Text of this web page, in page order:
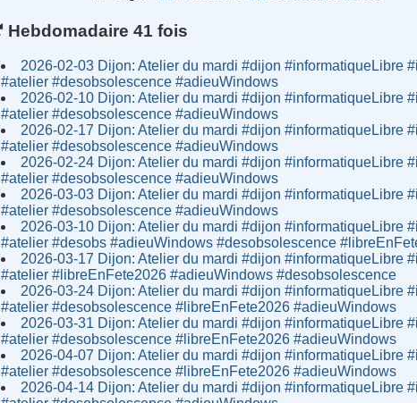
Hebdomadaire 41 fois
2026-02-03 Dijon: Atelier du mardi #dijon #informatiqueLibre
#atelier #desobsolescence #adieuWindows
2026-02-10 Dijon: Atelier du mardi #dijon #informatiqueLibre
#atelier #desobsolescence #adieuWindows
2026-02-17 Dijon: Atelier du mardi #dijon #informatiqueLibre
#atelier #desobsolescence #adieuWindows
2026-02-24 Dijon: Atelier du mardi #dijon #informatiqueLibre
#atelier #desobsolescence #adieuWindows
2026-03-03 Dijon: Atelier du mardi #dijon #informatiqueLibre
#atelier #desobsolescence #adieuWindows
2026-03-10 Dijon: Atelier du mardi #dijon #informatiqueLibre
#atelier #desobs #adieuWindows #desobsolescence
2026-03-17 Dijon: Atelier du mardi #dijon #informatiqueLibre
#atelier #libreEnFete2026 #adieuWindows #desobsolescence
2026-03-24 Dijon: Atelier du mardi #dijon #informatiqueLibre
#atelier #desobsolescence #libreEnFete2026 #adieuWindows
2026-03-31 Dijon: Atelier du mardi #dijon #informatiqueLibre
#atelier #desobsolescence #libreEnFete2026 #adieuWindows
2026-04-07 Dijon: Atelier du mardi #dijon #informatiqueLibre
#atelier #desobsolescence #libreEnFete2026 #adieuWindows
2026-04-14 Dijon: Atelier du mardi #dijon #informatiqueLibre